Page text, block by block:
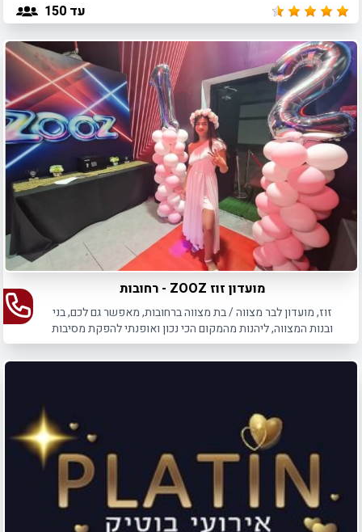
עד 150
מועדון זוז ZOOZ - רחובות
זוז, מועדון לבר מצווה / בת מצווה ברחובות, מאפשר גם לכם, בני
ובנות המצווה, ליהנות מהמקום הכי נכון ואופנתי להפקת מסיבות
בר/בת מצווה.